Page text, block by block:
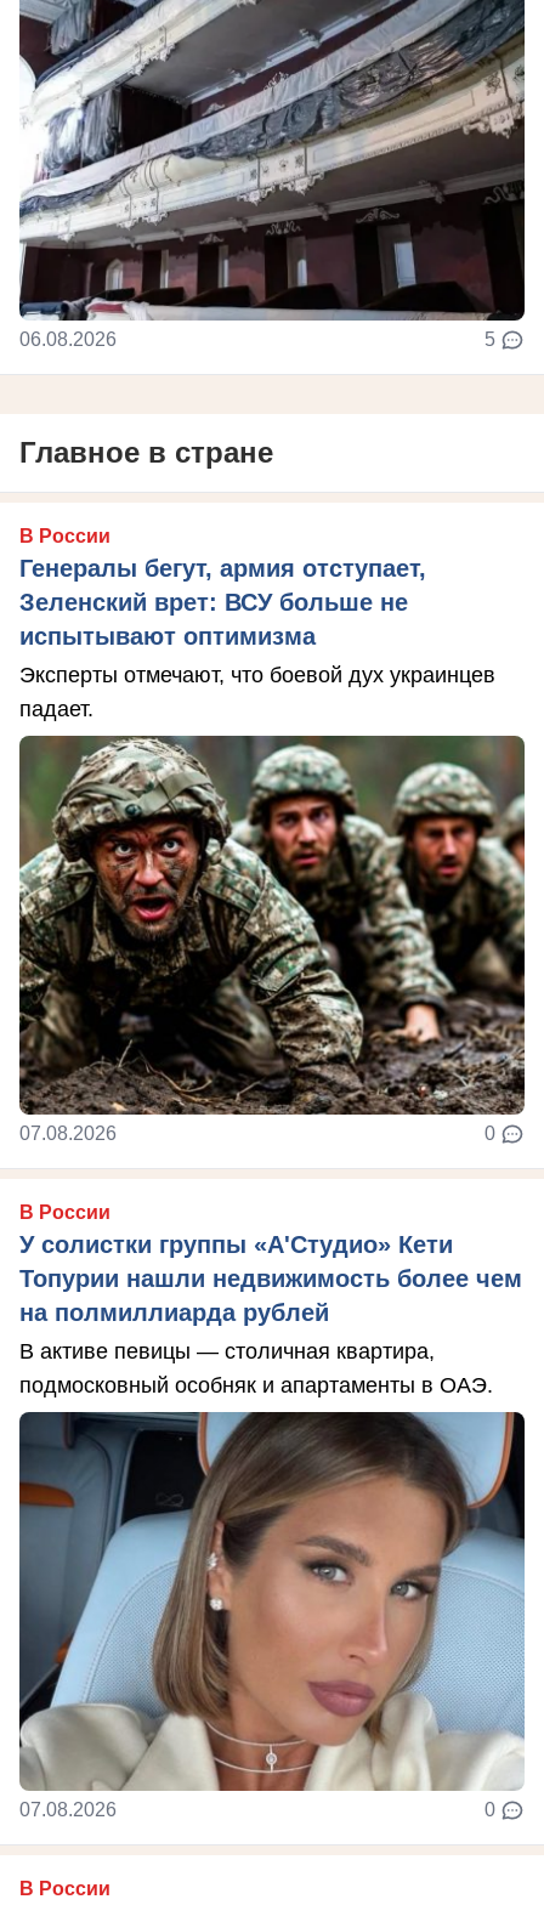
06.08.2026 5
Главное в стране
В России
Генералы бегут, армия отступает,
Зеленский врет: ВСУ больше не
испытывают оптимизма
Эксперты отмечают, что боевой дух украинцев
падает.
07.08.2026 0
В России
У солистки группы «А'Студио» Кети
Топурии нашли недвижимость более чем
на полмиллиарда рублей
В активе певицы — столичная квартира,
подмосковный особняк и апартаменты в ОАЭ.
07.08.2026 0
В России